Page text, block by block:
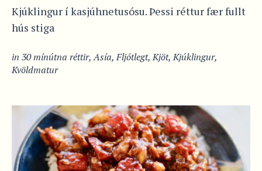
Kjúklingur í kasjúhnetusósu. Þessi réttur fær fullt
hús stiga
in 30 mínútna réttir,Asía,Fljótlegt,Kjöt,Kjúklingur,
Kvöldmatur